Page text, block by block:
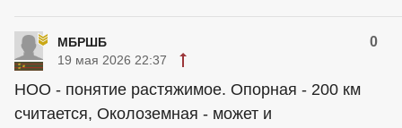
МБРШБ 0
19 мая 2026 22:37
НОО - понятие растяжимое. Опорная - 200 км
считается, Околоземная - может и